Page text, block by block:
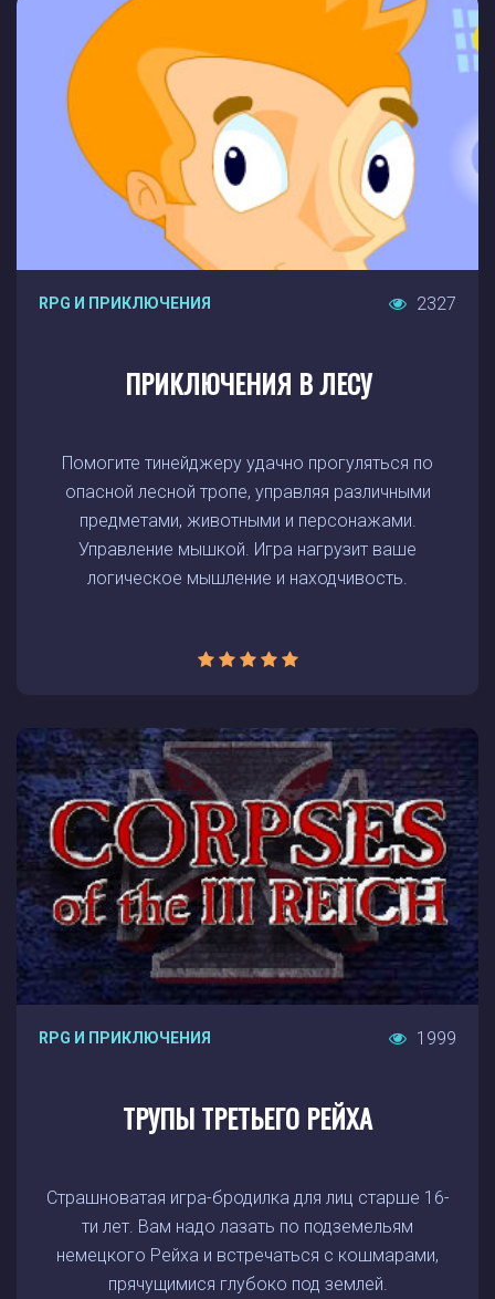
RPG И ПРИКЛЮЧЕНИЯ 2327
ПРИКЛЮЧЕНИЯ В ЛЕСУ
Помогите тинейджеру удачно прогуляться по
опасной лесной тропе, управляя различными
предметами, животными и персонажами.
Управление мышкой. Игра нагрузит ваше
логическое мышление и находчивость.
RPG И ПРИКЛЮЧЕНИЯ 1999
ТРУПЫ ТРЕТЬЕГО РЕЙХА
Страшноватая игра-бродилка для лиц старше 16-
ти лет. Вам надо лазать по подземельям
немецкого Рейха и встречаться с кошмарами,
прячущимися глубоко под землей.